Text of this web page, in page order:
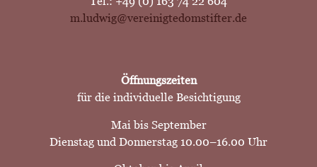
m.ludwig@vereinigtedomstifter.de
Öffnungszeiten
für die individuelle Besichtigung
Mai bis September
Dienstag und Donnerstag 10.00–16.00 Uhr